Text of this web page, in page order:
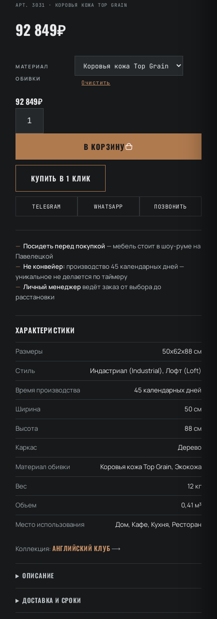
АРТ. 3031 · КОРОВЬЯ КОЖА TOP GRAIN
92 849₽
МАТЕРИАЛ
ОБИВКИ
Очистить
92 849₽
товара
Гранд»
В КОРЗИНУ
КУПИТЬ В 1 КЛИК
TELEGRAM WHATSAPP ПОЗВОНИТЬ
— Посидеть перед покупкой — мебель стоит в шоу-руме на
Павелецкой
— Не конвейер: производство 45 календарных дней —
уникальное не делается по таймеру
— Личный менеджер ведёт заказ от выбора до
расстановки
ХАРАКТЕРИСТИКИ
Размеры 50x62x88 см
Стиль Индастриал (Industrial), Лофт (Loft)
Время производства 45 календарных дней
Ширина 50 см
Высота 88 см
Каркас Дерево
Материал обивки Коровья кожа Top Grain, Экокожа
Вес 12 кг
Объем 0,41 м³
Место использования Дом, Кафе, Кухня, Ресторан
Коллекция: АНГЛИЙСКИЙ КЛУБ⟶
ОПИСАНИЕ
ДОСТАВКА И СРОКИ